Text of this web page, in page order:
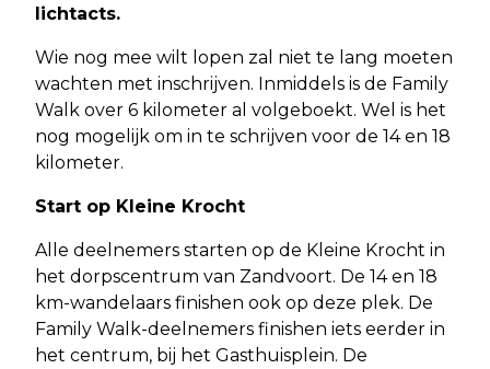
lichtacts.
Wie nog mee wilt lopen zal niet te lang moeten
wachten met inschrijven. Inmiddels is de Family
Walk over 6 kilometer al volgeboekt. Wel is het
nog mogelijk om in te schrijven voor de 14 en 18
kilometer.
Start op Kleine Krocht
Alle deelnemers starten op de Kleine Krocht in
het dorpscentrum van Zandvoort. De 14 en 18
km-wandelaars finishen ook op deze plek. De
Family Walk-deelnemers finishen iets eerder in
het centrum, bij het Gasthuisplein. De